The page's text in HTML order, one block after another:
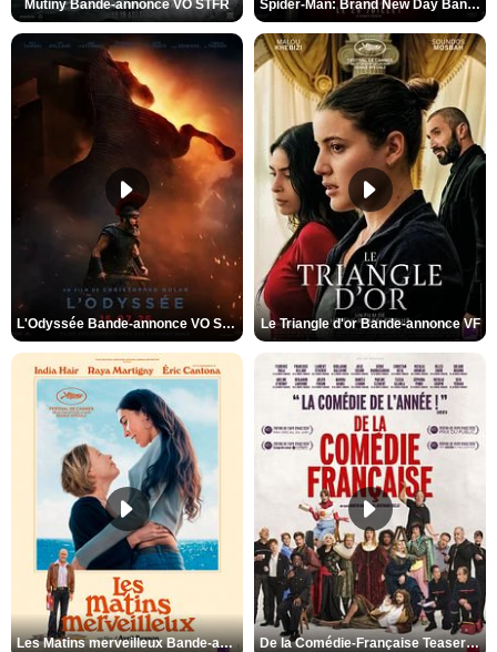
Mutiny Bande-annonce VO STFR Spider-Man: Brand New Day Bande-annonce VO STFR
L'Odyssée Bande-annonce VO STFR Le Triangle d'or Bande-annonce VF
Les Matins merveilleux Bande-annonce VF De la Comédie-Française Teaser VF